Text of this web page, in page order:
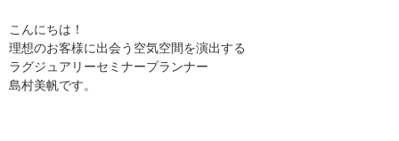
こんにちは！
理想のお客様に出会う空気空間を演出する
ラグジュアリーセミナープランナー
島村美帆です。